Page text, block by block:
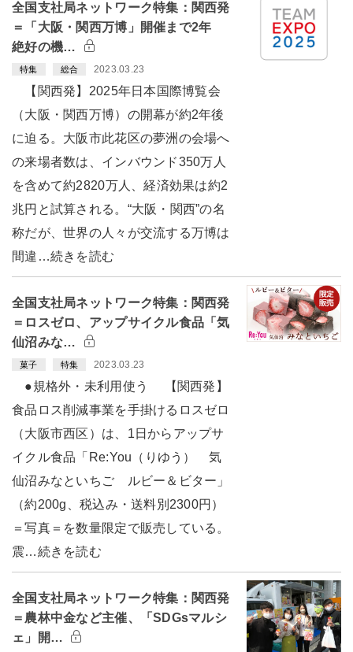
全国支社局ネットワーク特集：関西発
＝「大阪・関西万博」開催まで2年
絶好の機…
特集 総合 2023.03.23
【関西発】2025年日本国際博覧会
（大阪・関西万博）の開幕が約2年後
に迫る。大阪市此花区の夢洲の会場へ
の来場者数は、インバウンド350万人
を含めて約2820万人、経済効果は約2
兆円と試算される。“大阪・関西”の名
称だが、世界の人々が交流する万博は
間違…続きを読む
全国支社局ネットワーク特集：関西発
＝ロスゼロ、アップサイクル食品「気
仙沼みな…
菓子 特集 2023.03.23
●規格外・未利用使う 【関西発】
食品ロス削減事業を手掛けるロスゼロ
（大阪市西区）は、1日からアップサ
イクル食品「Re:You（りゆう） 気
仙沼みなといちご ルビー＆ビター」
（約200g、税込み・送料別2300円）
＝写真＝を数量限定で販売している。
震…続きを読む
全国支社局ネットワーク特集：関西発
＝農林中金など主催、「SDGsマルシ
ェ」開…